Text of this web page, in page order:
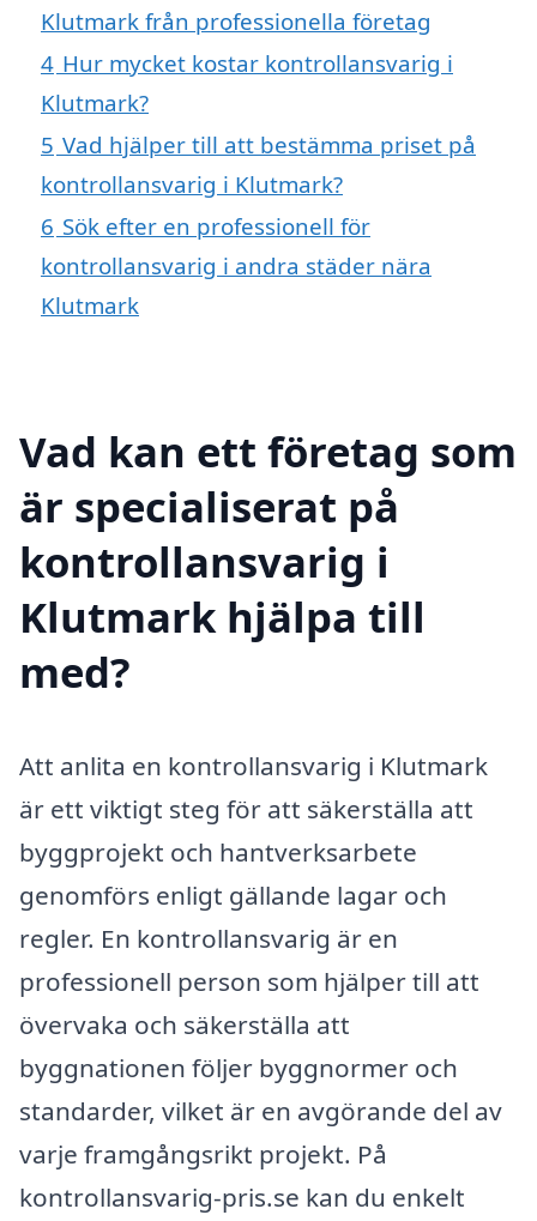
Klutmark från professionella företag
4 Hur mycket kostar kontrollansvarig i
Klutmark?
5 Vad hjälper till att bestämma priset på
kontrollansvarig i Klutmark?
6 Sök efter en professionell för
kontrollansvarig i andra städer nära
Klutmark
Vad kan ett företag som
är specialiserat på
kontrollansvarig i
Klutmark hjälpa till
med?
Att anlita en kontrollansvarig i Klutmark
är ett viktigt steg för att säkerställa att
byggprojekt och hantverksarbete
genomförs enligt gällande lagar och
regler. En kontrollansvarig är en
professionell person som hjälper till att
övervaka och säkerställa att
byggnationen följer byggnormer och
standarder, vilket är en avgörande del av
varje framgångsrikt projekt. På
kontrollansvarig-pris.se kan du enkelt